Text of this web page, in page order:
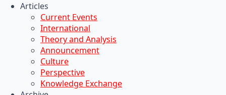
Articles
Current Events
International
Theory and Analysis
Announcement
Culture
Perspective
Knowledge Exchange